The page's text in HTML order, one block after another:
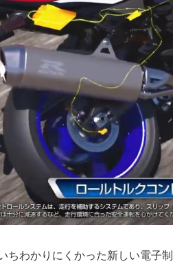
ちわかりにくかった新しい電子